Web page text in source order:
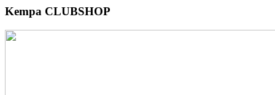
Kempa CLUBSHOP